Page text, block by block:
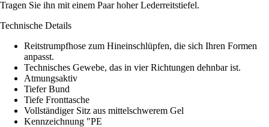
Tragen Sie ihn mit einem Paar hoher Lederreitstiefel.
Technische Details
Reitstrumpfhose zum Hineinschlüpfen, die sich Ihren Formen
anpasst.
Technisches Gewebe, das in vier Richtungen dehnbar ist.
Atmungsaktiv
Tiefer Bund
Tiefe Fronttasche
Vollständiger Sitz aus mittelschwerem Gel
Kennzeichnung "PE